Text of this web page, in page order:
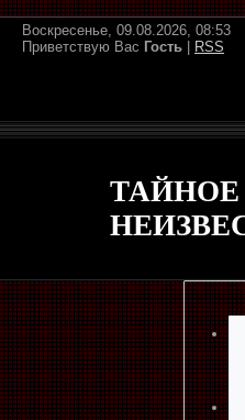
Воскресенье, 09.08.2026, 08:53
Приветствую Вас Гость RSS
ТАЙНОЕ